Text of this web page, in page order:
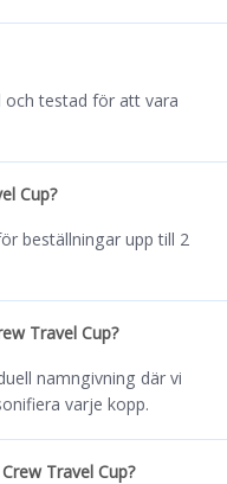
och testad för att vara
Cup?
beställningar upp till 2
Travel Cup?
namngivning där vi
varje kopp.
Travel Cup?